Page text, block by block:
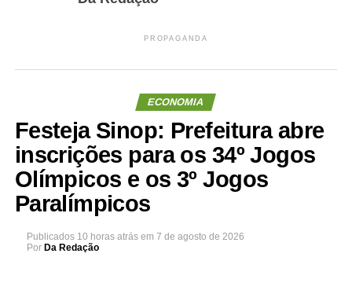
PROPAGANDA
ECONOMIA
Festeja Sinop: Prefeitura abre
inscrições para os 34º Jogos
Olímpicos e os 3º Jogos
Paralímpicos
Publicados 10 horas atrás em 7 de agosto de 2026
Por Da Redação